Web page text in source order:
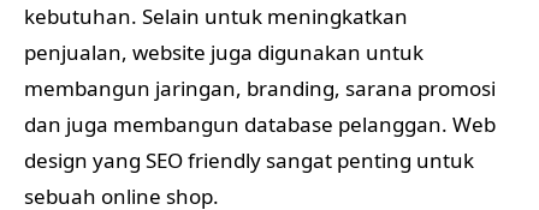
kebutuhan. Selain untuk meningkatkan
penjualan, website juga digunakan untuk
membangun jaringan, branding, sarana promosi
dan juga membangun database pelanggan. Web
design yang SEO friendly sangat penting untuk
sebuah online shop.